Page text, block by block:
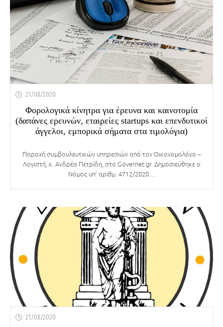
21/08/2020
Φορολογικά κίνητρα για έρευνα και καινοτομία
(δαπάνες ερευνών, εταιρείες startups και επενδυτικοί
άγγελοι, εμπορικά σήματα στα τιμολόγια)
Παροχή συμβουλευτικών υπηρεσιών από τον Οικονομολόγο –
Λογιστή, κ. Ανδρέα Πετρίδη, στο Governet.gr. Δημοσιεύθηκε ο
Νόμος υπ’ αριθμ. 4712/2020…
21/08/2020